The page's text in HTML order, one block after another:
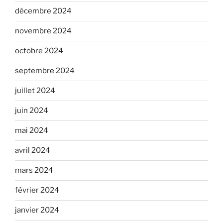
décembre 2024
novembre 2024
octobre 2024
septembre 2024
juillet 2024
juin 2024
mai 2024
avril 2024
mars 2024
février 2024
janvier 2024